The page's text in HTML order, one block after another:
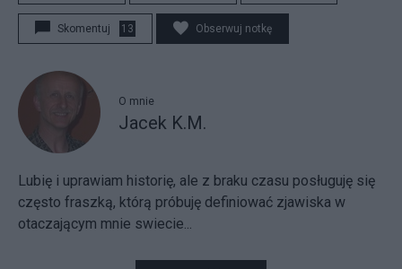
Skomentuj 13 Obserwuj notkę
O mnie
Jacek K.M.
Lubię i uprawiam historię, ale z braku czasu posługuję się
często fraszką, którą próbuję definiować zjawiska w
otaczającym mnie swiecie...